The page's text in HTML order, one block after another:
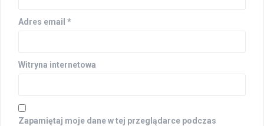
Adres email *
Witryna internetowa
Zapamiętaj moje dane w tej przeglądarce podczas